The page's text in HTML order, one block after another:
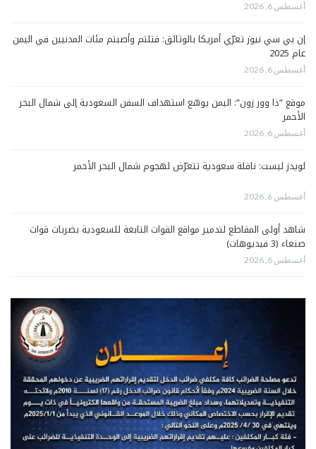
أغسطس 6, 2026
إن بي سي نيوز تعرّي أمريكا بالوثائق: قتلتم وأصبتم مئات المدنيين في اليمن
عام 2025
أغسطس 6, 2026
موقع “ذا وور زون”: اليمن يوسّع استهداف السفن السعودية إلى شمال البحر
الأحمر
أغسطس 6, 2026
لويدز ليست: ناقلة سعودية تتعرّض لهجوم شمال البحر الأحمر
أغسطس 6, 2026
شاهد أولى المقاطع لتدمير مواقع القوات التابعة للسعودية بضربات قوات
صنعاء (3 فيديوهات)
أغسطس 6, 2026